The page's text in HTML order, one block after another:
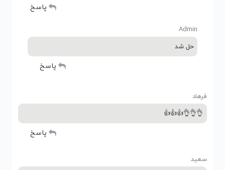
پاسخ
Admin
حل شد
پاسخ
فرهاد
👌👌👌👍👍👍
پاسخ
سعید